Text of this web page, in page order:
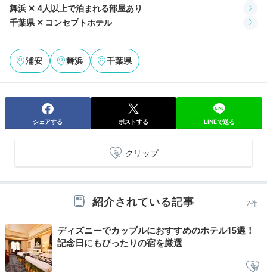
『トイ ストーリー』の人気キャラ、ウィージーが描か
れています。子ども用のパジャマやアメニティは、2階
舞浜 ✕ 4人以上で泊まれる部屋あり
千葉県 ✕ コンセプトホテル
浦安 舞浜 千葉県
シェアする ポストする LINEで送る
クリップ
紹介されている記事 7件
ディズニーでカップルにおすすめのホテル15選！
記念日にもぴったりの宿を厳選